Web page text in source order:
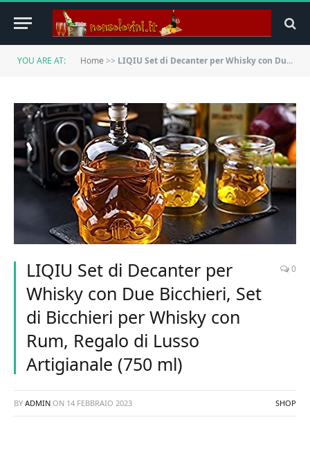
YOU ARE AT: Home >> LIQIU Set di Decanter per Whisky con Due Bicchieri, Set di Bicchieri per Whisky con Rum, Regalo di Lusso Artigianale (750 ml)
LIQIU Set di Decanter per
Whisky con Due Bicchieri, Set
di Bicchieri per Whisky con
Rum, Regalo di Lusso
Artigianale (750 ml)
0
BY ADMIN ON 14 FEBBRAIO 2023 SHOP